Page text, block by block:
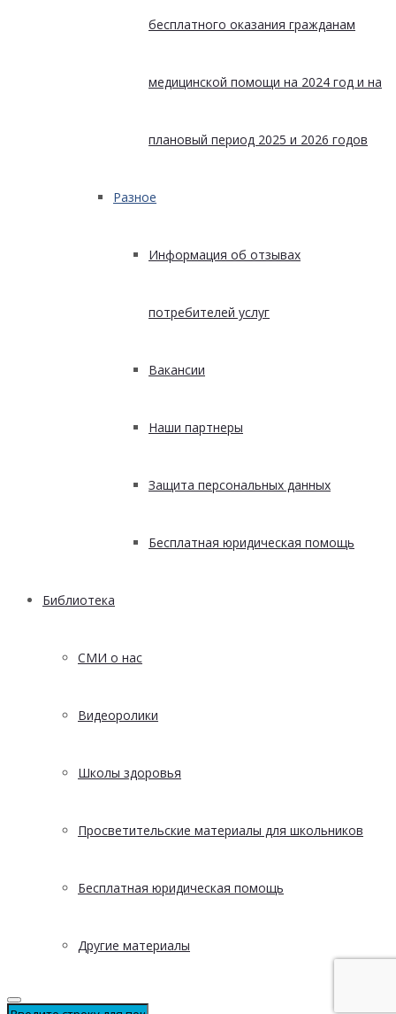
бесплатного оказания гражданам
медицинской помощи на 2024 год и на
плановый период 2025 и 2026 годов
Разное
Информация об отзывах
потребителей услуг
Вакансии
Наши партнеры
Защита персональных данных
Бесплатная юридическая помощь
Библиотека
СМИ о нас
Видеоролики
Школы здоровья
Просветительские материалы для школьников
Бесплатная юридическая помощь
Другие материалы